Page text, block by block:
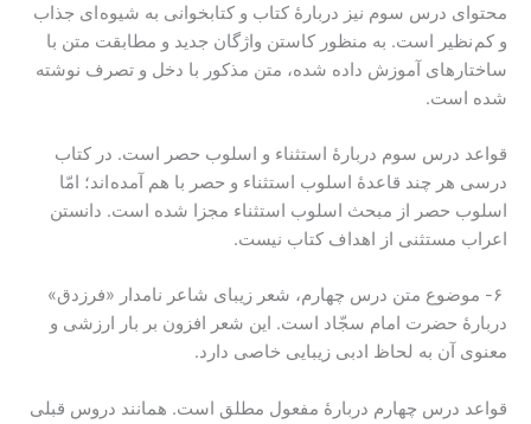
محتوای درس سوم نیز دربارۀ کتاب و کتابخوانی به شیوه ای جذاب
و کم نظیر است. به منظور کاستن واژگان جدید و مطابقت متن با
ساختارهای آموزش داده شده، متن مذکور با دخل و تصرف نوشته
شده است.
قواعد درس سوم دربارۀ استثناء و اسلوب حصر است. در کتاب
درسی هر چند قاعدۀ اسلوب استثناء و حصر با هم آمده اند؛ امّا
اسلوب حصر از مبحث اسلوب استثناء مجزا شده است. دانستن
اعراب مستثنی از اهداف کتاب نیست.
۶- موضوع متن درس چهارم، شعر زیبای شاعر نامدار «فرزدق»
دربارۀ حضرت امام سجّاد است. این شعر افزون بر بار ارزشی و
معنوی آن به لحاظ ادبی زیبایی خاصی دارد.
قواعد درس چهارم دربارۀ مفعول مطلق است. همانند دروس قبلی